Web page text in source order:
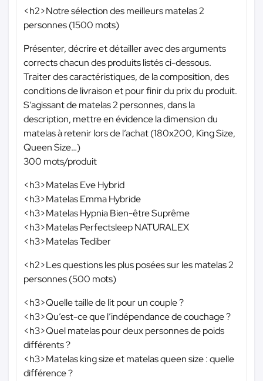
<h2>Notre sélection des meilleurs matelas 2
personnes (1500 mots)
Présenter, décrire et détailler avec des arguments
corrects chacun des produits listés ci-dessous.
Traiter des caractéristiques, de la composition, des
conditions de livraison et pour finir du prix du produit.
S’agissant de matelas 2 personnes, dans la
description, mettre en évidence la dimension du
matelas à retenir lors de l’achat (180x200, King Size,
Queen Size…)
300 mots/produit
<h3>Matelas Eve Hybrid
<h3>Matelas Emma Hybride
<h3>Matelas Hypnia Bien-être Suprême
<h3>Matelas Perfectsleep NATURALEX
<h3>Matelas Tediber
<h2>Les questions les plus posées sur les matelas 2
personnes (500 mots)
<h3>Quelle taille de lit pour un couple ?
<h3>Qu’est-ce que l’indépendance de couchage ?
<h3>Quel matelas pour deux personnes de poids
différents ?
<h3>Matelas king size et matelas queen size : quelle
différence ?